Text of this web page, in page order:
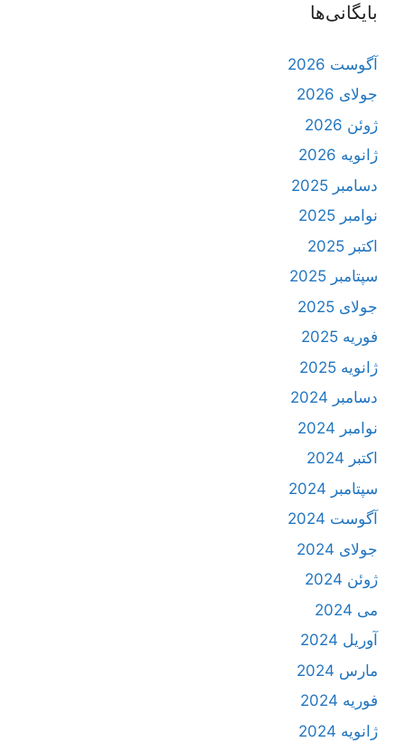
بایگانی‌ها
آگوست 2026
جولای 2026
ژوئن 2026
ژانویه 2026
دسامبر 2025
نوامبر 2025
اکتبر 2025
سپتامبر 2025
جولای 2025
فوریه 2025
ژانویه 2025
دسامبر 2024
نوامبر 2024
اکتبر 2024
سپتامبر 2024
آگوست 2024
جولای 2024
ژوئن 2024
می 2024
آوریل 2024
مارس 2024
فوریه 2024
ژانویه 2024